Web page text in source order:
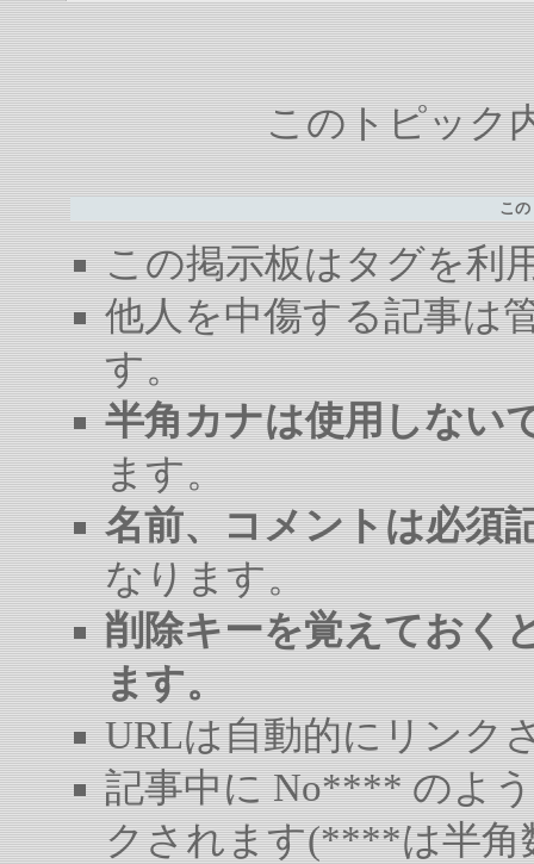
このトピック
こ
この掲示板はタグを利
他人を中傷する記事は
す。
半角カナは使用しない
ます。
名前、コメントは必須
なります。
削除キーを覚えておく
ます。
URLは自動的にリンク
記事中に No**** のよ
クされます(****は半角